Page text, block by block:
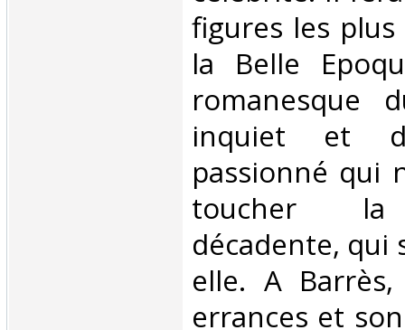
figures les
la Belle
romanesque
inquiet et
passionné qui
toucher la
décadente, qui
elle. A
errances et